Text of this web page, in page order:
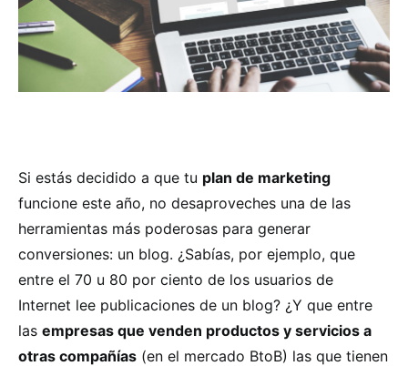
Si estás decidido a que tu plan de marketing
funcione este año, no desaproveches una de las
herramientas más poderosas para generar
conversiones: un blog. ¿Sabías, por ejemplo, que
entre el 70 u 80 por ciento de los usuarios de
Internet lee publicaciones de un blog? ¿Y que entre
las empresas que venden productos y servicios a
otras compañías (en el mercado BtoB) las que tienen